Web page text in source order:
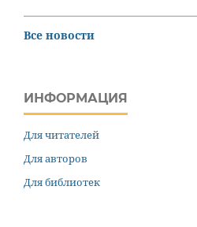
Все новости
ИНФОРМАЦИЯ
Для читателей
Для авторов
Для библиотек